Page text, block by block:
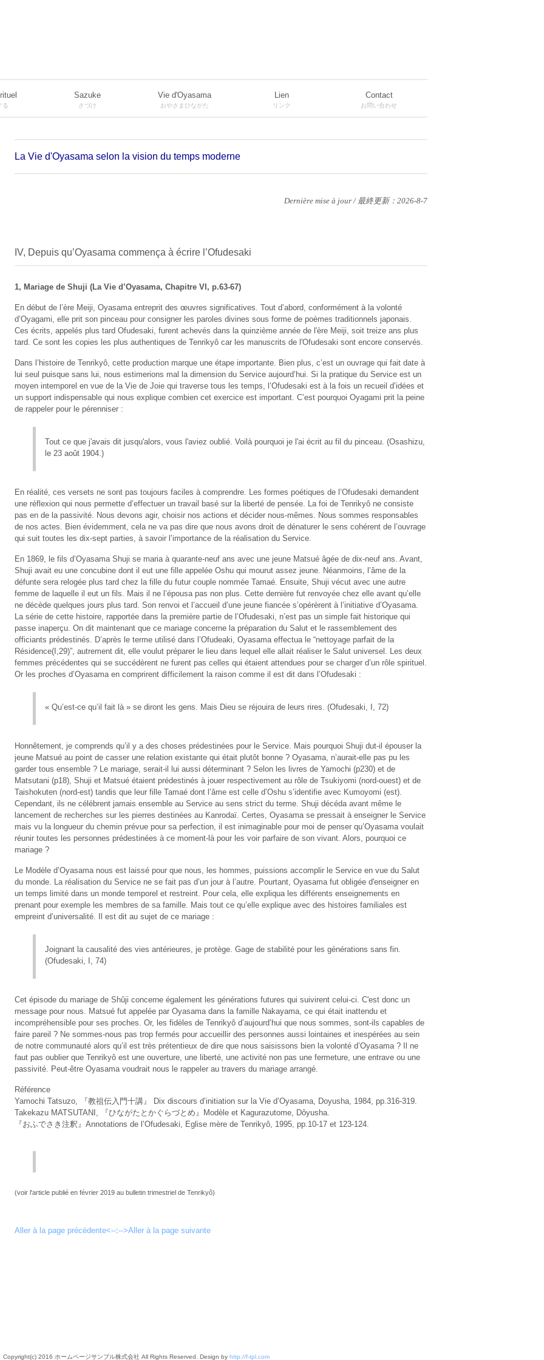
る
Sazuke
さづけ
Vie d'Oyasama
おやさまひながた
Lien
リンク
Contact
お問い合わせ
La Vie d'Oyasama selon la vision du temps moderne
Dernière mise à jour / 最終更新：2026-8-7
IV, Depuis qu’Oyasama commença à écrire l’Ofudesaki
1, Mariage de Shuji (La Vie d’Oyasama, Chapitre VI, p.63-67)
En début de l’ère Meiji, Oyasama entreprit des œuvres significatives. Tout d’abord, conformément à la volonté
d’Oyagami, elle prit son pinceau pour consigner les paroles divines sous forme de poèmes traditionnels japonais.
Ces écrits, appelés plus tard Ofudesaki, furent achevés dans la quinzième année de l'ère Meiji, soit treize ans plus
tard. Ce sont les copies les plus authentiques de Tenrikyô car les manuscrits de l'Ofudesaki sont encore conservés.
Dans l’histoire de Tenrikyô, cette production marque une étape importante. Bien plus, c’est un ouvrage qui fait date à
lui seul puisque sans lui, nous estimerions mal la dimension du Service aujourd’hui. Si la pratique du Service est un
moyen intemporel en vue de la Vie de Joie qui traverse tous les temps, l’Ofudesaki est à la fois un recueil d’idées et
un support indispensable qui nous explique combien cet exercice est important. C’est pourquoi Oyagami prit la peine
de rappeler pour le pérenniser :
Tout ce que j'avais dit jusqu'alors, vous l'aviez oublié. Voilà pourquoi je l'ai écrit au fil du pinceau. (Osashizu,
le 23 août 1904.)
En réalité, ces versets ne sont pas toujours faciles à comprendre. Les formes poétiques de l’Ofudesaki demandent
une réflexion qui nous permette d’effectuer un travail basé sur la liberté de pensée. La foi de Tenrikyô ne consiste
pas en de la passivité. Nous devons agir, choisir nos actions et décider nous-mêmes. Nous sommes responsables
de nos actes. Bien évidemment, cela ne va pas dire que nous avons droit de dénaturer le sens cohérent de l’ouvrage
qui suit toutes les dix-sept parties, à savoir l’importance de la réalisation du Service.
En 1869, le fils d’Oyasama Shuji se maria à quarante-neuf ans avec une jeune Matsué âgée de dix-neuf ans. Avant,
Shuji avait eu une concubine dont il eut une fille appelée Oshu qui mourut assez jeune. Néanmoins, l’âme de la
défunte sera relogée plus tard chez la fille du futur couple nommée Tamaé. Ensuite, Shuji vécut avec une autre
femme de laquelle il eut un fils. Mais il ne l’épousa pas non plus. Cette dernière fut renvoyée chez elle avant qu’elle
ne décède quelques jours plus tard. Son renvoi et l’accueil d’une jeune fiancée s’opérèrent à l’initiative d’Oyasama.
La série de cette histoire, rapportée dans la première partie de l’Ofudesaki, n’est pas un simple fait historique qui
passe inaperçu. On dit maintenant que ce mariage concerne la préparation du Salut et le rassemblement des
officiants prédestinés. D’après le terme utilisé dans l’Ofudeaki, Oyasama effectua le “nettoyage parfait de la
Résidence(I,29)”, autrement dit, elle voulut préparer le lieu dans lequel elle allait réaliser le Salut universel. Les deux
femmes précédentes qui se succédèrent ne furent pas celles qui étaient attendues pour se charger d’un rôle spirituel.
Or les proches d’Oyasama en comprirent difficilement la raison comme il est dit dans l’Ofudesaki :
« Qu’est-ce qu’il fait là » se diront les gens. Mais Dieu se réjouira de leurs rires. (Ofudesaki, I, 72)
Honnêtement, je comprends qu’il y a des choses prédestinées pour le Service. Mais pourquoi Shuji dut-il épouser la
jeune Matsué au point de casser une relation existante qui était plutôt bonne ? Oyasama, n’aurait-elle pas pu les
garder tous ensemble ? Le mariage, serait-il lui aussi déterminant ? Selon les livres de Yamochi (p230) et de
Matsutani (p18), Shuji et Matsué étaient prédestinés à jouer respectivement au rôle de Tsukiyomi (nord-ouest) et de
Taishokuten (nord-est) tandis que leur fille Tamaé dont l’âme est celle d’Oshu s’identifie avec Kumoyomi (est).
Cependant, ils ne célébrent jamais ensemble au Service au sens strict du terme. Shuji décéda avant même le
lancement de recherches sur les pierres destinées au Kanrodaï. Certes, Oyasama se pressait à enseigner le Service
mais vu la longueur du chemin prévue pour sa perfection, il est inimaginable pour moi de penser qu’Oyasama voulait
réunir toutes les personnes prédestinées à ce moment-là pour les voir parfaire de son vivant. Alors, pourquoi ce
mariage ?
Le Modèle d’Oyasama nous est laissé pour que nous, les hommes, puissions accomplir le Service en vue du Salut
du monde. La réalisation du Service ne se fait pas d’un jour à l’autre. Pourtant, Oyasama fut obligée d'enseigner en
un temps limité dans un monde temporel et restreint. Pour cela, elle expliqua les différents enseignements en
prenant pour exemple les membres de sa famille. Mais tout ce qu’elle explique avec des histoires familiales est
empreint d’universalité. Il est dit au sujet de ce mariage :
Joignant la causalité des vies antérieures, je protège. Gage de stabilité pour les générations sans fin.
(Ofudesaki, I, 74)
Cet épisode du mariage de Shûji concerne également les générations futures qui suivirent celui-ci. C'est donc un
message pour nous. Matsué fut appelée par Oyasama dans la famille Nakayama, ce qui était inattendu et
incompréhensible pour ses proches. Or, les fidèles de Tenrikyô d’aujourd’hui que nous sommes, sont-ils capables de
faire pareil ? Ne sommes-nous pas trop fermés pour accueillir des personnes aussi lointaines et inespérées au sein
de notre communauté alors qu’il est très prétentieux de dire que nous saisissons bien la volonté d’Oyasama ? Il ne
faut pas oublier que Tenrikyô est une ouverture, une liberté, une activité non pas une fermeture, une entrave ou une
passivité. Peut-être Oyasama voudrait nous le rappeler au travers du mariage arrangé.
Référence
Yamochi Tatsuzo, 『教祖伝入門十講』 Dix discours d’initiation sur la Vie d’Oyasama, Doyusha, 1984, pp.316-319.
Takekazu MATSUTANI, 『ひながたとかぐらづとめ』Modèle et Kagurazutome, Dôyusha.
『おふでさき注釈』Annotations de l’Ofudesaki, Eglise mère de Tenrikyô, 1995, pp.10-17 et 123-124.
(voir l'article publié en février 2019 au bulletin trimestriel de Tenrikyô)
Aller à la page précédente<--:-->Aller à la page suivante
Copyright(c) 2016 ホームページサンプル株式会社 All Rights Reserved. Design by http://f-tpl.com